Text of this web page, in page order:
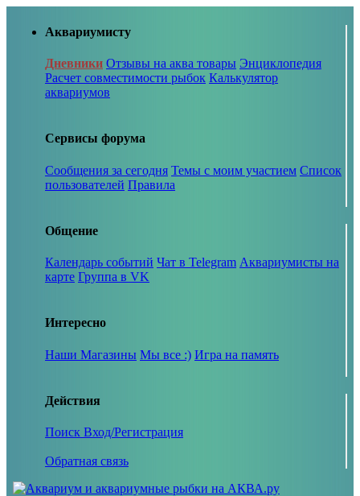
Аквариумисту
Дневники Отзывы на аква товары Энциклопедия
Расчет совместимости рыбок Калькулятор
аквариумов
Сервисы форума
Сообщения за сегодня Темы с моим участием Список
пользователей Правила
Общение
Календарь событий Чат в Telegram Аквариумисты на
карте Группа в VK
Интересно
Наши Магазины Мы все :) Игра на память
Действия
Поиск Вход/Регистрация
Обратная связь